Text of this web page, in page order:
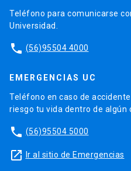
Teléfono para comunicarse
Universidad.
phone (56)95504 4000
EMERGENCIAS UC
Teléfono en caso de
riesgo tu vida dentro de algún
phone (56)95504 5000
launch Ir al sitio de Emergencias